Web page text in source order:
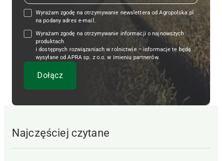
Wyrażam zgodę na otrzymywanie newslettera od Agropolska.pl
na podany adres e-mail.
Wyrażam zgodę na otrzymywanie informacji o najnowszych
produktach
i dostępnych rozwiązaniach w rolnictwie – informacje te będą
wysyłane od APRA sp. z o.o. w imieniu partnerów.
Najczęściej czytane